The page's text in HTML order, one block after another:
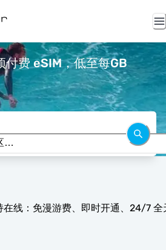
付费 eSIM，低至每GB
在线：免漫游费、即时开通、24/7 全